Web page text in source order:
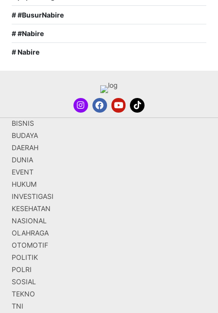
# #BusurNabire
# #Nabire
# Nabire
BISNIS
BUDAYA
DAERAH
DUNIA
EVENT
HUKUM
INVESTIGASI
KESEHATAN
NASIONAL
OLAHRAGA
OTOMOTIF
POLITIK
POLRI
SOSIAL
TEKNO
TNI